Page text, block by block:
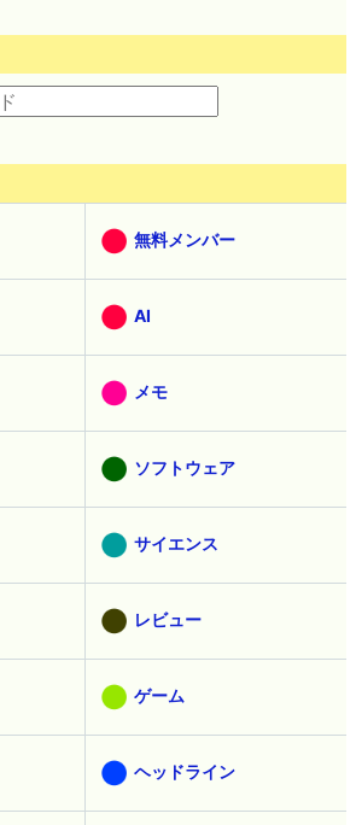
無料メンバー
AI
メモ
ソフトウェア
サイエンス
レビュー
ゲーム
ヘッドライン